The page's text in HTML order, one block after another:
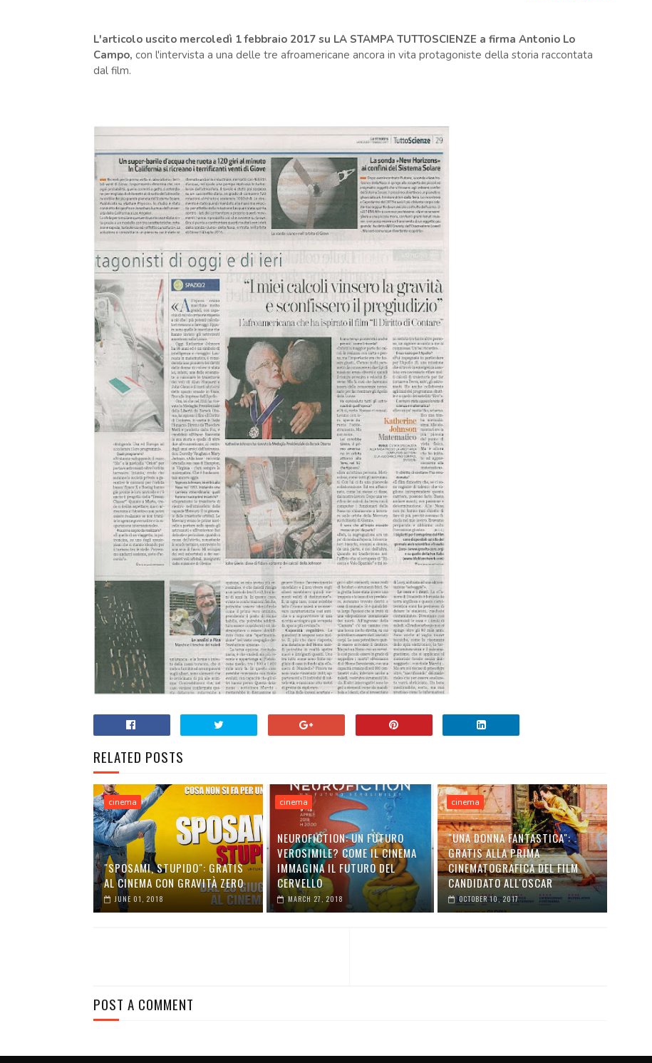
L'articolo uscito mercoledì 1 febbraio 2017 su LA STAMPA TUTTOSCIENZE a firma Antonio Lo
Campo, con l'intervista a una delle tre afroamericane ancora in vita protagoniste della storia raccontata
dal film.
RELATED POSTS
cinema
"SPOSAMI, STUPIDO": GRATIS
AL CINEMA CON GRAVITÀ ZERO
JUNE 01, 2018
cinema
NEUROFICTION: UN FUTURO
VEROSIMILE? COME IL CINEMA
IMMAGINA IL FUTURO DEL
CERVELLO
MARCH 27, 2018
cinema
"UNA DONNA FANTASTICA":
GRATIS ALLA PRIMA
CINEMATOGRAFICA DEL FILM
CANDIDATO ALL'OSCAR
OCTOBER 10, 2017
POST A COMMENT